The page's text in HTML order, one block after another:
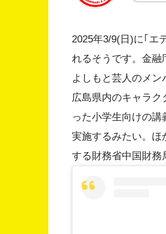
2025年3/9(日)に｢エ
れるそうです。金融
よしもと芸人のメン
広島県内のキャラク
った小学生向けの
実施するみたい。
する財務省中国財務